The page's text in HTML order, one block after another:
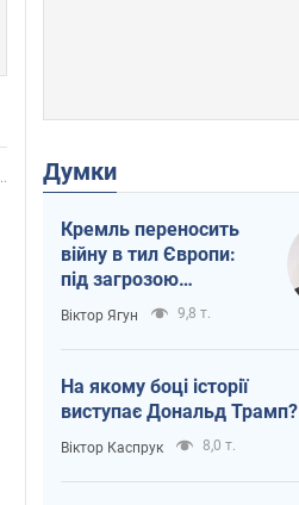
Думки
Кремль переносить
війну в тил Європи:
під загрозою
критична логістика
Віктор Ягун 9,8 т.
На якому боці історії
виступає Дональд Трамп?
Віктор Каспрук 8,0 т.